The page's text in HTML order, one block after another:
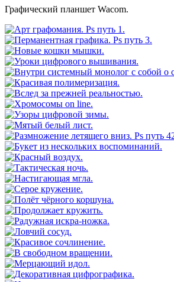
Графический планшет Wacom.